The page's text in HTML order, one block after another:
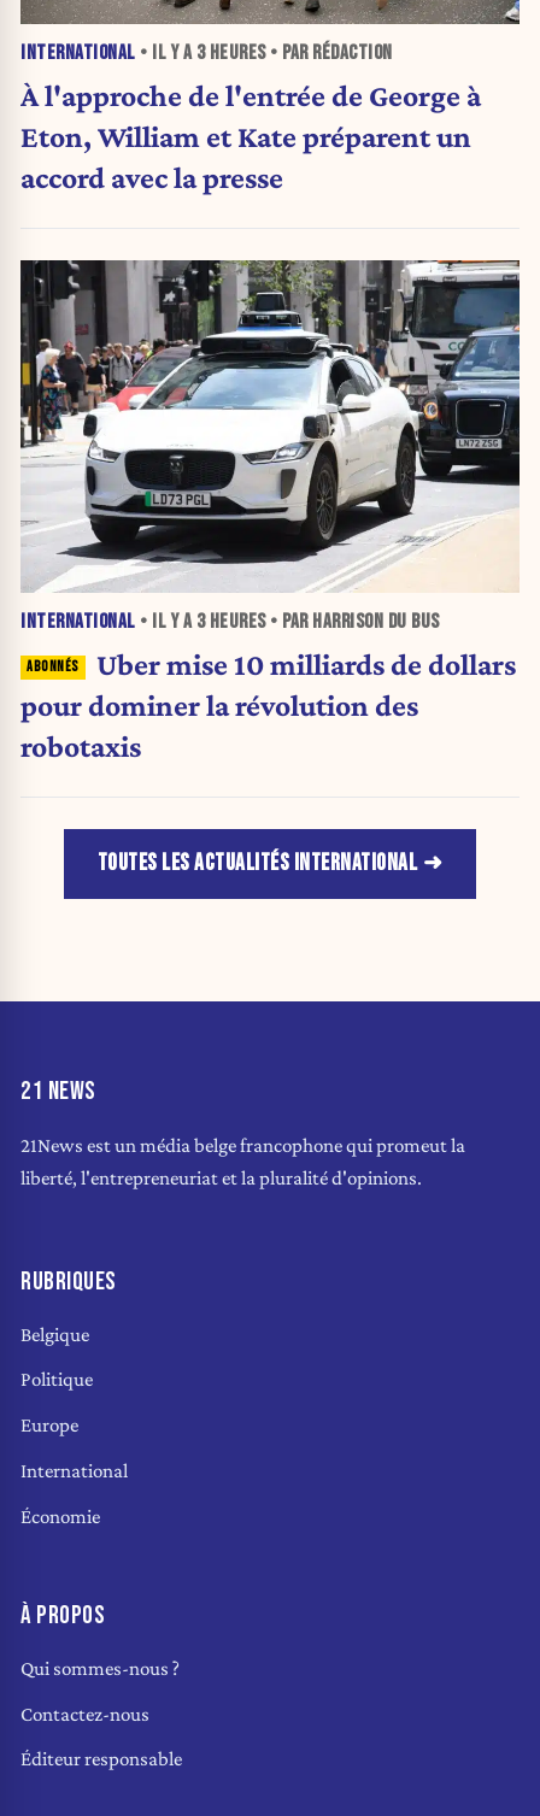
INTERNATIONAL • IL Y A 3 HEURES• PAR RÉDACTION
À l'approche de l'entrée de George à
Eton, William et Kate préparent un
accord avec la presse
INTERNATIONAL • IL Y A 3 HEURES• PAR HARRISON DU BUS
Uber mise 10 milliards de dollars
pour dominer la révolution des
robotaxis
TOUTES LES ACTUALITÉS INTERNATIONAL
21 NEWS
21News est un média belge francophone qui promeut la
liberté, l'entrepreneuriat et la pluralité d'opinions.
RUBRIQUES
Belgique
Politique
Europe
International
Économie
À PROPOS
Qui sommes-nous ?
Contactez-nous
Éditeur responsable